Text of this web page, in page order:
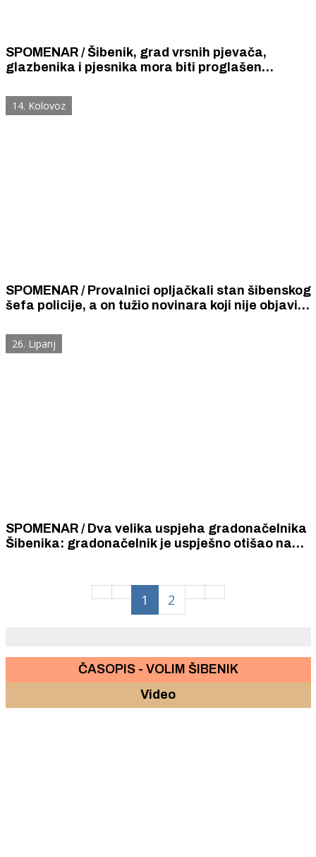
SPOMENAR / Šibenik, grad vrsnih pjevača,
glazbenika i pjesnika mora biti proglašen
novinara Srbije.
14. Kolovoz
SPOMENAR / Provalnici opljačkali stan šibenskog
šefa policije, a on tužio novinara koji nije objavio
ponižavajuće opljačkan
26. Lipanj
SPOMENAR / Dva velika uspjeha gradonačelnika
Šibenika: gradonačelnik je uspješno otišao na
1 2
ČASOPIS - VOLIM ŠIBENIK
Video